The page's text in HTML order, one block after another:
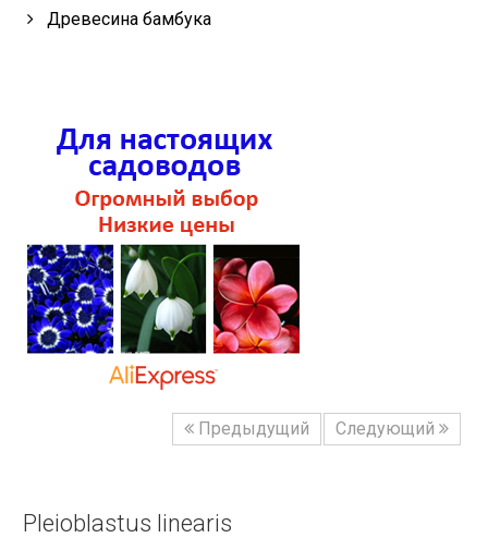
Древесина бамбука
Предыдущий Следующий
Pleioblastus linearis